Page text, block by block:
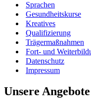
Sprachen
Gesundheitskurse
Kreatives
Qualifizierung
Trägermaßnahmen
Fort- und
Datenschutz
Impressum
Unsere